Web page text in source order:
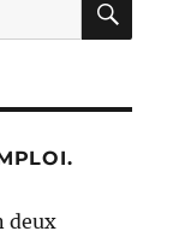
deux